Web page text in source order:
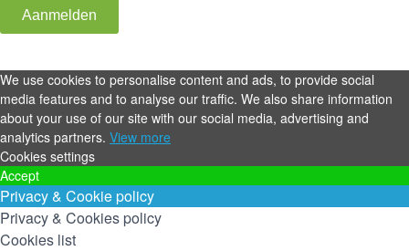
Aanmelden
We use cookies to personalise content and ads, to provide social
media features and to analyse our traffic. We also share information
about your use of our site with our social media, advertising and
analytics partners. View more
Cookies settings
Accept
Privacy & Cookie policy
Privacy & Cookies policy
Cookies list